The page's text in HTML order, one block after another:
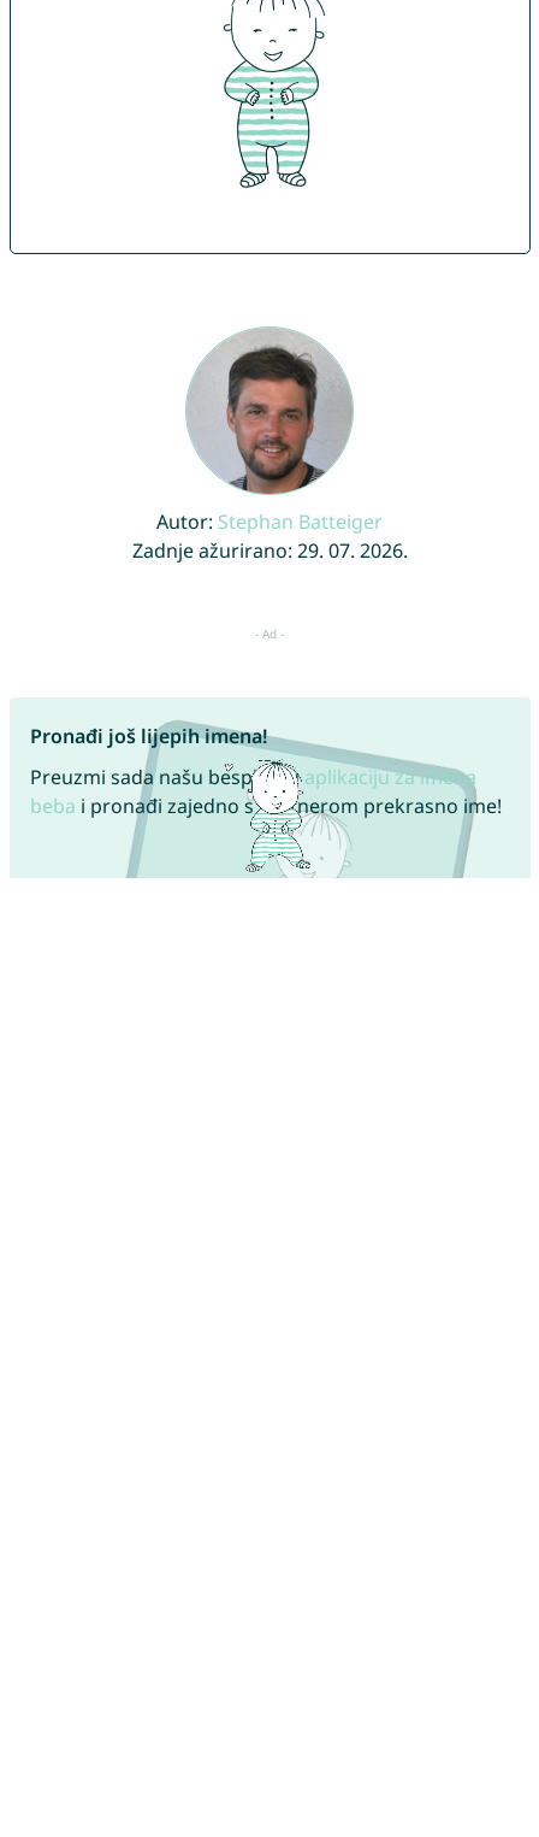
Autor: Stephan Batteiger
Zadnje ažurirano: 29. 07. 2026.
Pronađi još lijepih imena!
Preuzmi sada našu besplatnuaplikaciju za imena
beba i pronađi zajedno s partnerom prekrasno ime!